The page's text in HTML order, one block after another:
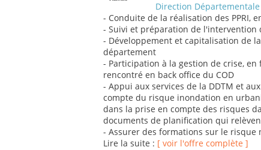
Direction
- Conduite de la réalisation des PPRI,
- Suivi et préparation de l'intervention
- Développement et capitalisation de
département
- Participation à la gestion de crise,
rencontré en back office du COD
- Appui aux services de la DDTM et
compte du risque inondation en
dans la prise en compte des risques
documents de planification qui
- Assurer des formations sur le risque
Lire la suite : [ voir l'offre complète ]